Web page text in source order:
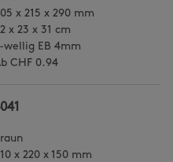
x 215 x 290 mm
x 23 x 31 cm
wellig EB 4mm
CHF 0.94
x 220 x 150 mm